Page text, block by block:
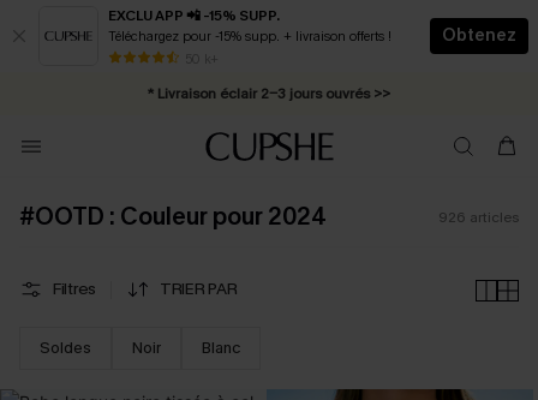
EXCLU APP 📲 -15% SUPP.
Téléchargez pour -15% supp. + livraison offerts !
50 k+
Obtenez
* Livraison éclair 2-3 jours ouvrés >>
Abonnement E-mail : -25% dès 4 achetés >>
#OOTD : Couleur pour 2024 926 articles
Filtres TRIER PAR
Soldes Noir Blanc